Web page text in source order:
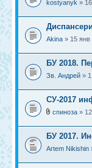
kostyanyk »
Akina » 15
БУ 2018.
Зв. Андрей »
СУ-2017
спиноза »
БУ 2017.
Artem Nikishin